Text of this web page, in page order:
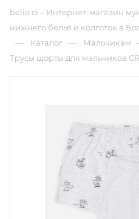
belio ci – Интернет-магазин
нижнего белья и колготок в
— Каталог — Мальчикам
Трусы шорты для мальчиков